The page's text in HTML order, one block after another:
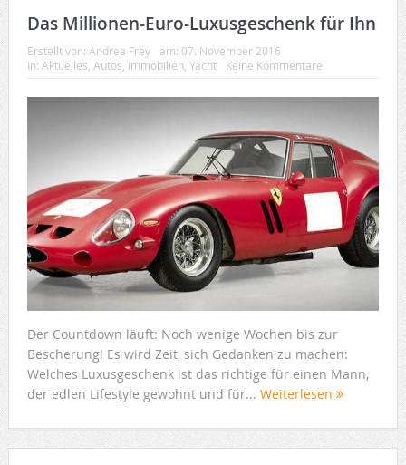
Das Millionen-Euro-Luxusgeschenk für Ihn
Erstellt von: Andrea Frey am: 07. November 2016
In: Aktuelles Autos Immobilien Yacht Keine Kommentare
Der Countdown läuft: Noch wenige Wochen bis zur
Bescherung! Es wird Zeit, sich Gedanken zu machen:
Welches Luxusgeschenk ist das richtige für einen Mann,
der edlen Lifestyle gewohnt und für... Weiterlesen